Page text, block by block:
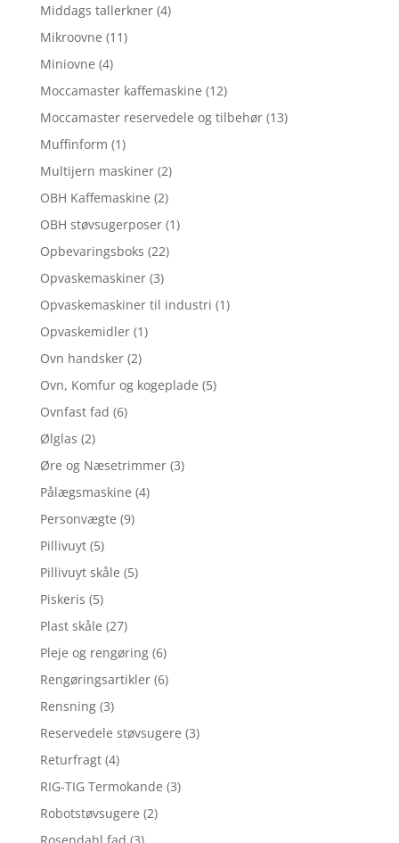
Middags tallerkner (4)
Mikroovne (11)
Miniovne (4)
Moccamaster kaffemaskine (12)
Moccamaster reservedele og tilbehør (13)
Muffinform (1)
Multijern maskiner (2)
OBH Kaffemaskine (2)
OBH støvsugerposer (1)
Opbevaringsboks (22)
Opvaskemaskiner (3)
Opvaskemaskiner til industri (1)
Opvaskemidler (1)
Ovn handsker (2)
Ovn, Komfur og kogeplade (5)
Ovnfast fad (6)
Ølglas (2)
Øre og Næsetrimmer (3)
Pålægsmaskine (4)
Personvægte (9)
Pillivuyt (5)
Pillivuyt skåle (5)
Piskeris (5)
Plast skåle (27)
Pleje og rengøring (6)
Rengøringsartikler (6)
Rensning (3)
Reservedele støvsugere (3)
Returfragt (4)
RIG-TIG Termokande (3)
Robotstøvsugere (2)